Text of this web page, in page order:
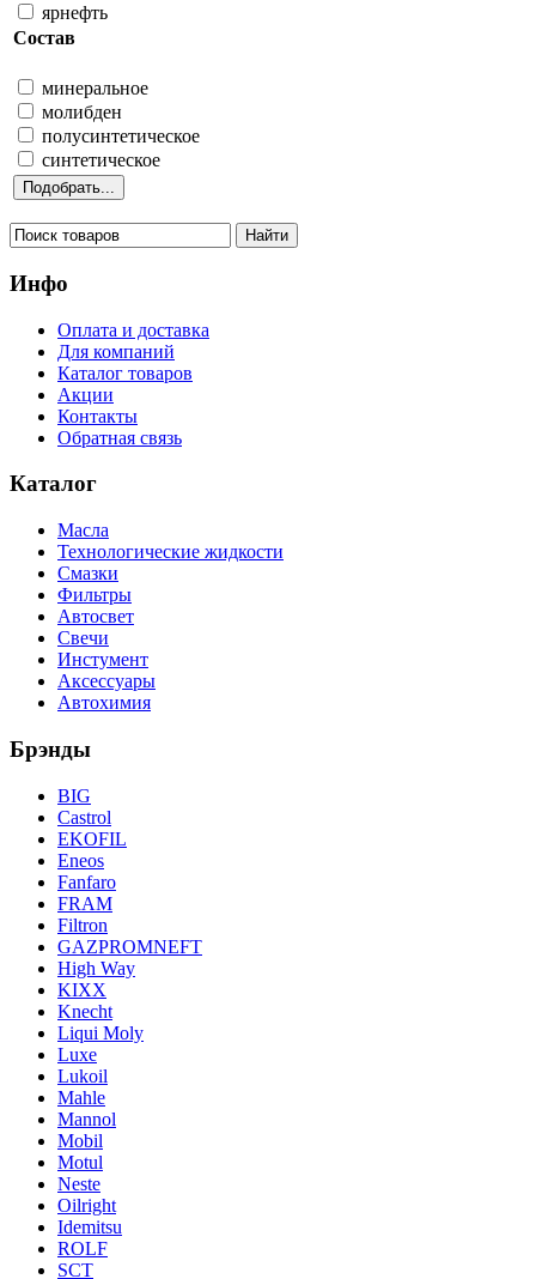
ярнефть
Состав
минеральное
молибден
полусинтетическое
синтетическое
Инфо
Оплата и доставка
Для компаний
Каталог товаров
Акции
Контакты
Обратная связь
Каталог
Масла
Технологические жидкости
Смазки
Фильтры
Автосвет
Свечи
Инстумент
Аксессуары
Автохимия
Брэнды
BIG
Castrol
EKOFIL
Eneos
Fanfaro
FRAM
Filtron
GAZPROMNEFT
High Way
KIXX
Knecht
Liqui Moly
Luxe
Lukoil
Mahle
Mannol
Mobil
Motul
Neste
Oilright
Idemitsu
ROLF
SCT